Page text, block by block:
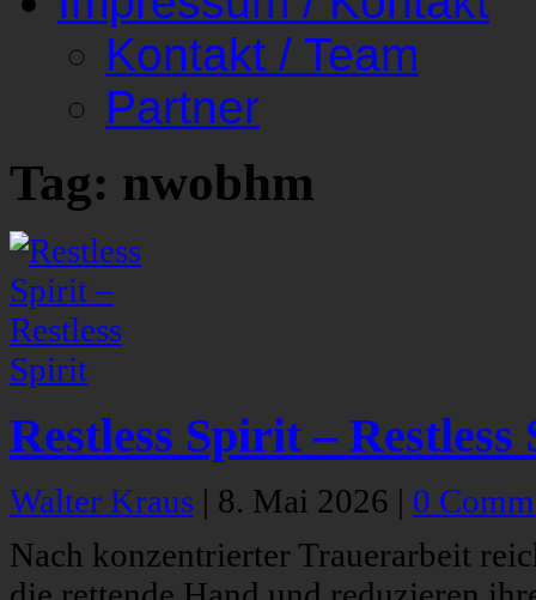
Kontakt / Team
Partner
Tag: nwobhm
Restless Spirit –
Walter Kraus | 8. Mai 2026 | 0
Nach konzentrierter Trauerarbeit